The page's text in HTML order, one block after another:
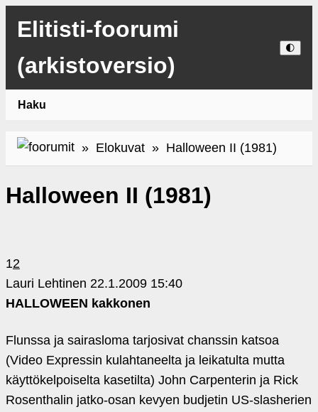
Elitisti-foorumi
(arkistoversio)
🌓
Haku
» Elokuvat » Halloween II (1981)
Halloween II (1981)
12
Lauri Lehtinen 22.1.2009 15:40
HALLOWEEN kakkonen
Flunssa ja sairasloma tarjosivat chanssin katsoa
(Video Expressin kulahtaneelta ja leikatulta mutta
käyttökelpoiselta kasetilta) John Carpenterin ja Rick
Rosenthalin jatko-osan kevyen budjetin US-slasherien